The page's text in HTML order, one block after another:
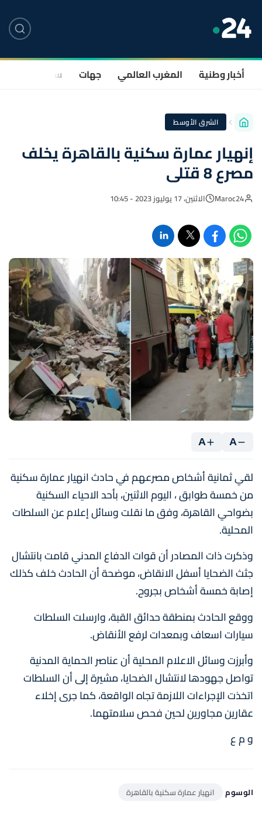
أخبار وطنية المغرب العالمي جهات سياسة
الشرق الأوسط
إنهيار عمارة سكنية بالقاهرة يخلف
مصرع 8 قتلى
Maroc24 الاثنين، 17 يوليوز 2023 - 10:45
A
A
لقي ثمانية أشخاص مصرعهم في حادث انهيار عمارة سكنية
من خمسة طوابق ، اليوم الاثنين، بأحد الاحياء السكنية
بضواحي القاهرة، وفق ما نقلت وسائل إعلام عن السلطات
المحلية.
وذكرت ذات المصادر أن قوات الدفاع المدني قامت بانتشال
جثث الضحايا أسفل الانقاض، موضحة أن الحادث خلف كذلك
إصابة خمسة أشخاص بجروح.
ووقع الحادث بمنطقة حدائق القبة، وارسلت السلطات
سيارات اسعاف وبمعدات لرفع الأنقاض.
وأبرزت وسائل الاعلام المحلية أن عناصر الحماية المدنية
تواصل جهودها لانتشال الضحايا، مشيرة إلى أن السلطات
اتخذت الإجراءات اللازمة تجاه الواقعة، كما جرى إخلاء
عقارين مجاورين لحين فحص سلامتهما.
و م ع
الوسوم انهيار عمارة سكنية بالقاهرة